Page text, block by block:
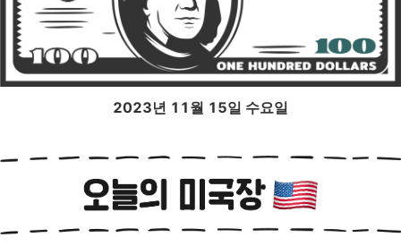
2023년 11월 15일 수요일